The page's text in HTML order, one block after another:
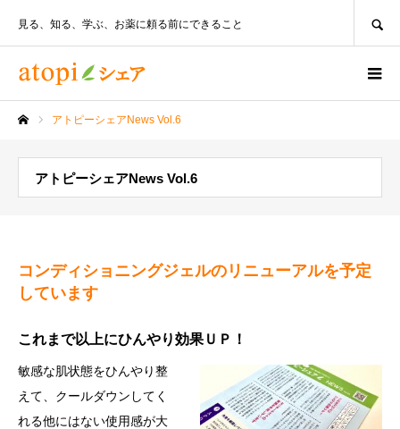
見る、知る、学ぶ、お薬に頼る前にできること
アトピーシェアNews Vol.6
アトピーシェアNews Vol.6
コンディショニングジェルのリニューアルを予定
しています
これまで以上にひんやり効果ＵＰ！
敏感な肌状態をひんやり整
えて、クールダウンしてく
れる他にはない使用感が大